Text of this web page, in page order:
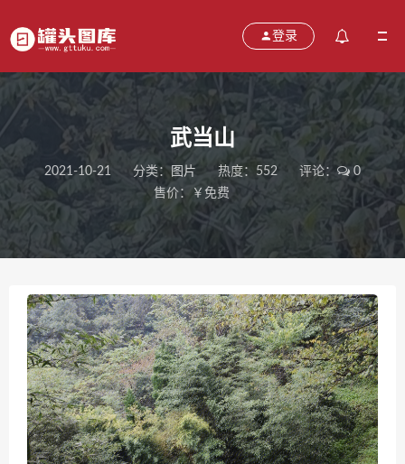
登录
武当山
2021-10-21 分类：图片 热度：552 评论：
0
售价：￥免费